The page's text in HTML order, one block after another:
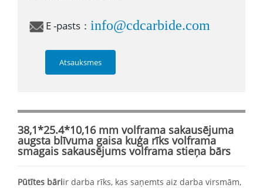
E -pasts： info@cdcarbide.com
Atsauksmes
38,1*25.4*10,16 mm volframa sakausējuma
augsta blīvuma gaisa kuģa rīks volframa
smagais sakausējums volframa stieņa bārs
Pūtītes bāriir darba rīks, kas saņemts aiz darba virsmām,